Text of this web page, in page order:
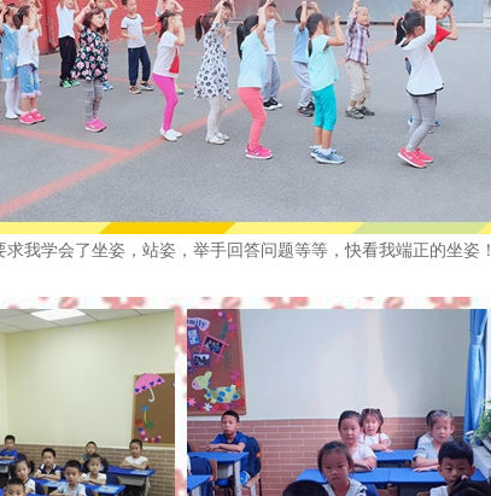
我学会了坐姿，站姿，举手回答问题等等，快看我端正的坐姿！